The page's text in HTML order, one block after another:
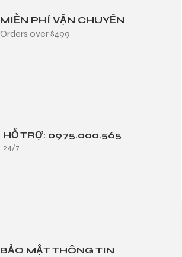
MIỄN PHÍ VẬN CHUYỂN
Orders over $499
HỖ TRỢ: 0975.000.565
24/7
BẢO MẬT THÔNG TIN